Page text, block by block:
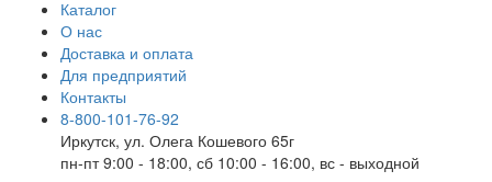
Каталог
О нас
Доставка и оплата
Для предприятий
Контакты
8-800-101-76-92
Иркутск, ул. Олега Кошевого 65г
пн-пт 9:00 - 18:00, сб 10:00 - 16:00, вс - выходной